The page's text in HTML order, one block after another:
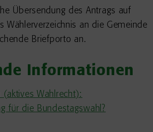
Übersendung des Antrags auf
Wählerverzeichnis an die Gemeinde
Briefporto an.
Informationen
Wahlrecht):
für die Bundestagswahl?